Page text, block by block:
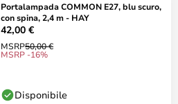
Portalampada COMMON E27, blu scuro,
con spina, 2,4 m - HAY
42,00 €
MSRP50,00 €
MSRP -16%
Disponibile